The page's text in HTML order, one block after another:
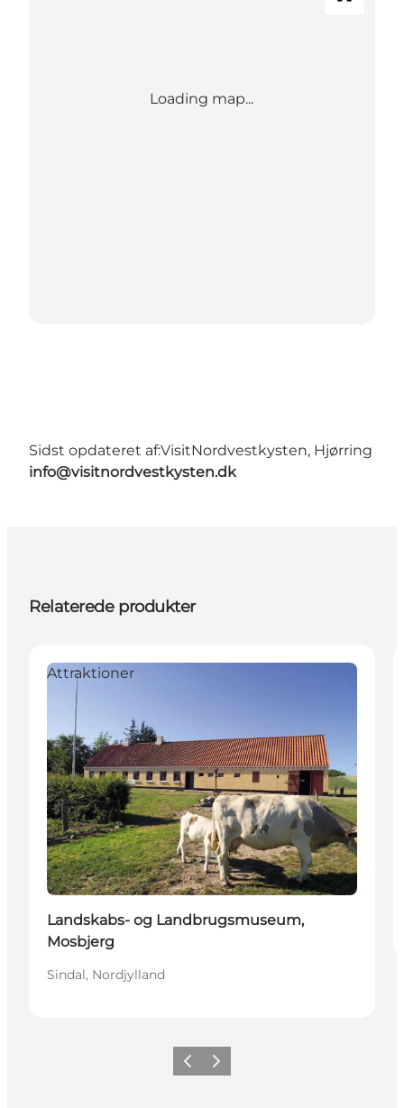
Loading map...
Sidst opdateret af:VisitNordvestkysten, Hjørring
info@visitnordvestkysten.dk
Relaterede produkter
Attraktioner
Landskabs- og Landbrugsmuseum,
Mosbjerg
Sindal, Nordjylland
ForrigeNæste